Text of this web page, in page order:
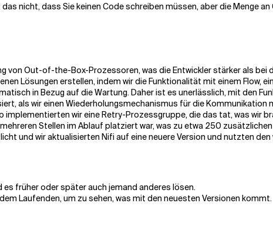
nicht, dass Sie keinen Code schreiben müssen, aber die Menge
von Out-of-the-Box-Prozessoren, was die Entwickler stärker als
Lösungen erstellen, indem wir die Funktionalität mit einem Flow,
in Bezug auf die Wartung. Daher ist es unerlässlich, mit den
als wir einen Wiederholungsmechanismus für die Kommunikation
implementierten wir eine Retry-Prozessgruppe, die das tat, was wir
Stellen im Ablauf platziert war, was zu etwa 250
und wir aktualisierten Nifi auf eine neuere Version und nutzten
es früher oder später auch jemand anderes lösen.
Laufenden, um zu sehen, was mit den neuesten Versionen kommt.